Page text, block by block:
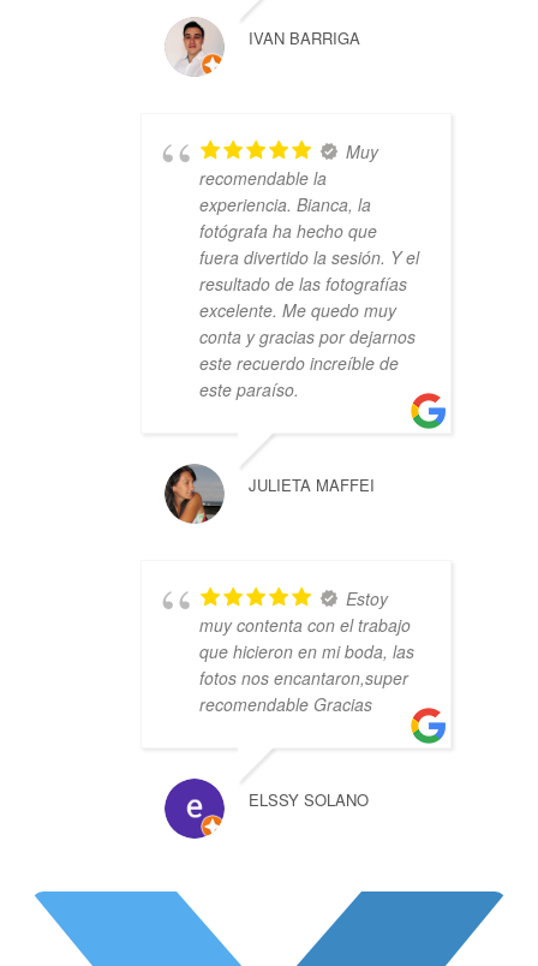
IVAN BARRIGA
Muy
recomendable la
experiencia. Bianca, la
fotógrafa ha hecho que
fuera divertido la sesión. Y el
resultado de las fotografías
excelente. Me quedo muy
conta y gracias por dejarnos
este recuerdo increíble de
este paraíso.
JULIETA MAFFEI
Estoy
muy contenta con el trabajo
que hicieron en mi boda, las
fotos nos encantaron,super
recomendable Gracias
ELSSY SOLANO